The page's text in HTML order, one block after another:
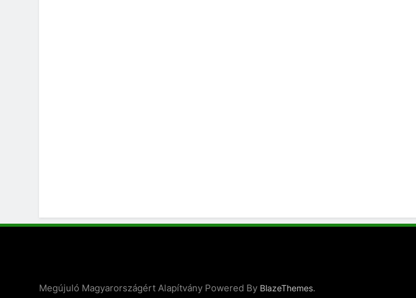
Megújuló Magyarországért Alapítvány Powered By BlazeThemes.